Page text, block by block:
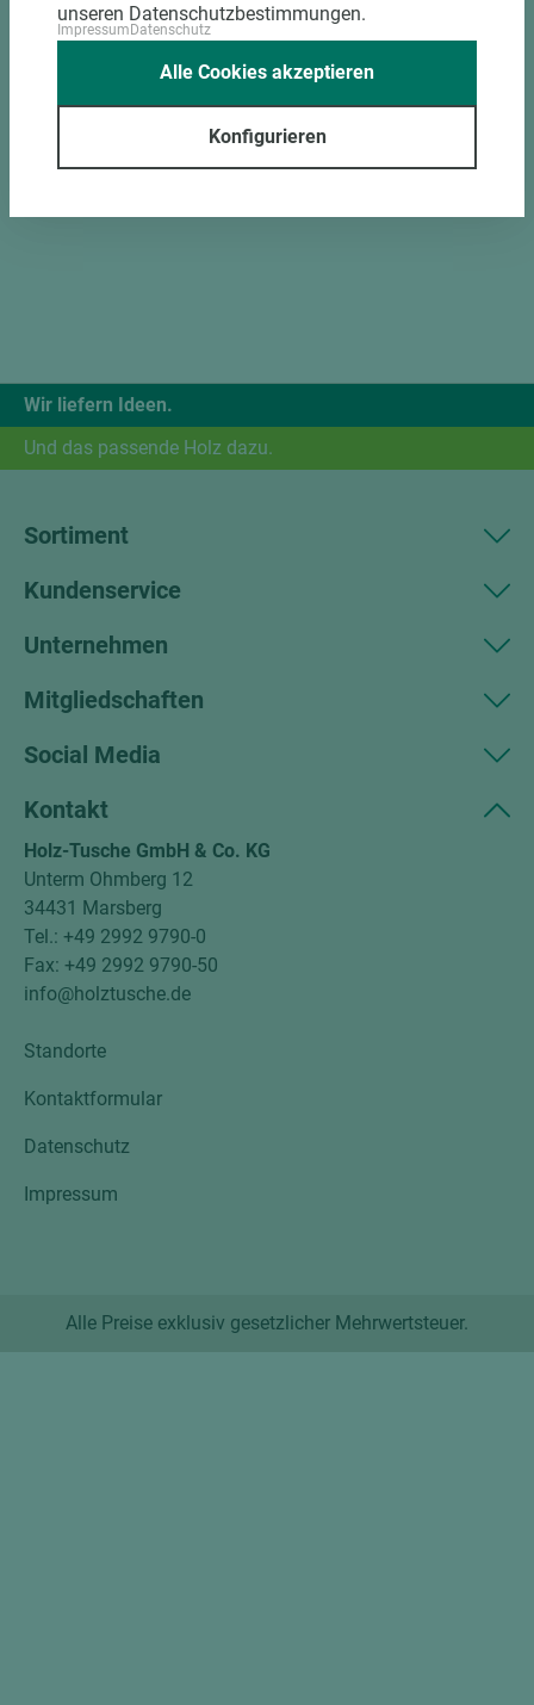
Wir liefern Ideen.
Und das passende Holz dazu.
Sortiment
Kundenservice
Unternehmen
Mitgliedschaften
Social Media
Kontakt
Holz-Tusche GmbH & Co. KG
Unterm Ohmberg 12
34431 Marsberg
Tel.: +49 2992 9790-0
Fax: +49 2992 9790-50
info@holztusche.de
Standorte
Kontaktformular
Datenschutz
Impressum
Alle Preise exklusiv gesetzlicher Mehrwertsteuer.
unseren Datenschutzbestimmungen.
ImpressumDatenschutz
Konfigurieren
Alle Cookies akzeptieren